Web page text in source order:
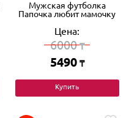
Мужская футболка
Папочка любит мамочку
Цена:
6000₸
5490 ₸
Купить